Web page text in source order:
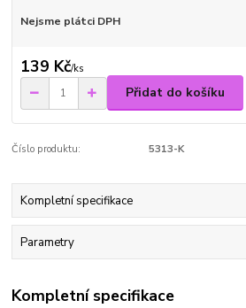
Nejsme plátci DPH
139 Kč/ks
Přidat do košíku
Číslo produktu: 5313-K
Kompletní specifikace
Parametry
Kompletní specifikace